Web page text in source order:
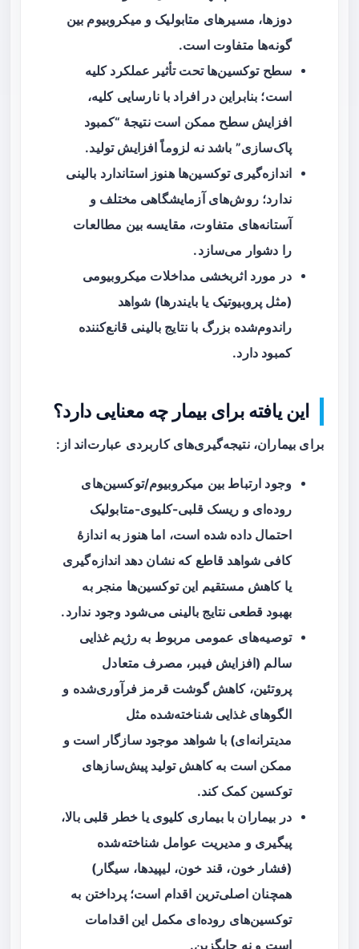
دوزها، مسیرهای متابولیک و میکروبیوم بین
گونه‌ها متفاوت است.
سطح توکسین‌ها تحت تأثیر عملکرد کلیه
است؛ بنابراین در افراد با نارسایی کلیه،
افزایش سطح ممکن است نتیجهٔ “کمبود
پاک‌سازی” باشد نه لزوماً افزایش تولید.
اندازه‌گیری توکسین‌ها هنوز استاندارد بالینی
ندارد؛ روش‌های آزمایشگاهی مختلف و
آستانه‌های متفاوت، مقایسه بین مطالعات
را دشوار می‌سازد.
در مورد اثربخشی مداخلات میکروبیومی
(مثل پروبیوتیک یا بایندرها) شواهد
راندوم‌شده بزرگ با نتایج بالینی قانع‌کننده
کمبود دارد.
این یافته برای بیمار چه معنایی دارد؟
برای بیماران، نتیجه‌گیری‌های کاربردی عبارت‌اند از:
وجود ارتباط بین میکروبیوم/توکسین‌های
روده‌ای و ریسک قلبی-کلیوی-متابولیک
احتمال داده شده است، اما هنوز به اندازهٔ
کافی شواهد قاطع که نشان دهد اندازه‌گیری
یا کاهش مستقیم این توکسین‌ها منجر به
بهبود قطعی نتایج بالینی می‌شود وجود ندارد.
توصیه‌های عمومی مربوط به رژیم غذایی
سالم (افزایش فیبر، مصرف متعادل
پروتئین، کاهش گوشت قرمز فرآوری‌شده و
الگوهای غذایی شناخته‌شده مثل
مدیترانه‌ای) با شواهد موجود سازگار است و
ممکن است به کاهش تولید پیش‌سازهای
توکسین کمک کند.
در بیماران با بیماری کلیوی یا خطر قلبی بالا،
پیگیری و مدیریت عوامل شناخته‌شده
(فشار خون، قند خون، لیپیدها، سیگار)
همچنان اصلی‌ترین اقدام است؛ پرداختن به
توکسین‌های روده‌ای مکمل این اقدامات
است و نه جایگزین.